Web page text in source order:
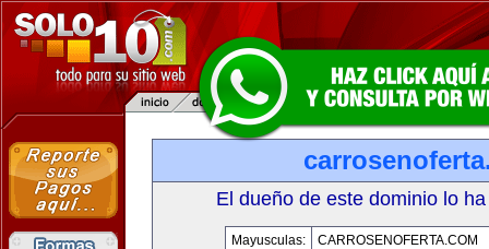
El dueño de este dominio lo
Mayusculas:
CARROSENOFERTA.COM